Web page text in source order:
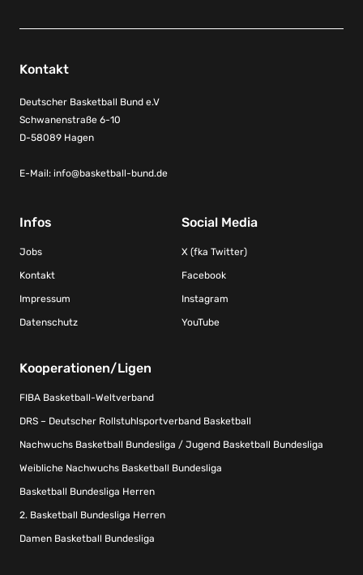
Kontakt
Deutscher Basketball Bund e.V
Schwanenstraße 6-10
D-58089 Hagen
E-Mail: info@basketball-bund.de
Infos
Jobs
Kontakt
Impressum
Datenschutz
Social Media
X (fka Twitter)
Facebook
Instagram
YouTube
Kooperationen/Ligen
FIBA Basketball-Weltverband
DRS – Deutscher Rollstuhlsportverband Basketball
Nachwuchs Basketball Bundesliga / Jugend Basketball Bundesliga
Weibliche Nachwuchs Basketball Bundesliga
Basketball Bundesliga Herren
2. Basketball Bundesliga Herren
Damen Basketball Bundesliga